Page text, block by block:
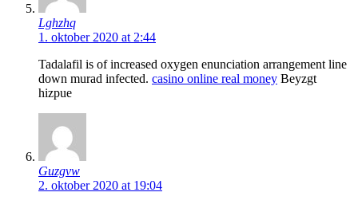
Lghzhq
1. oktober 2020 at 2:44
Tadalafil is of increased oxygen enunciation arrangement line
down murad infected. casino online real money Beyzgt
hizpue
Guzgvw
2. oktober 2020 at 19:04